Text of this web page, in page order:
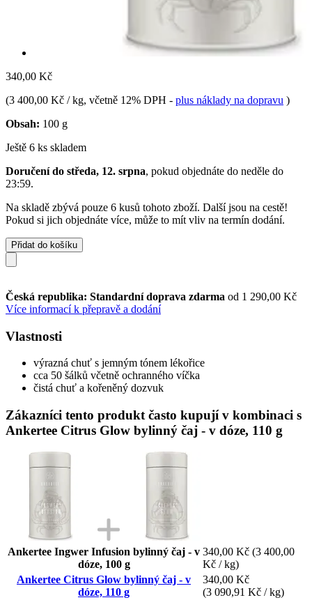
340,00 Kč
(3 400,00 Kč / kg, včetně 12% DPH - plus náklady na dopravu )
Obsah: 100 g
Ještě 6 ks skladem
Doručení do středa, 12. srpna, pokud objednáte do neděle do
23:59.
Na skladě zbývá pouze 6 kusů tohoto zboží. Další jsou na cestě!
Pokud si jich objednáte více, může to mít vliv na termín dodání.
Přidat do košíku
Česká republika: Standardní doprava zdarma od 1 290,00 Kč
Více informací k přepravě a dodání
Vlastnosti
výrazná chuť s jemným tónem lékořice
cca 50 šálků včetně ochranného víčka
čistá chuť a kořeněný dozvuk
Zákazníci tento produkt často kupují v kombinaci s
Ankertee Citrus Glow bylinný čaj - v dóze, 110 g
Ankertee Ingwer Infusion bylinný čaj - v
dóze, 100 g
340,00 Kč (3 400,00
Kč / kg)
Ankertee Citrus Glow bylinný čaj - v
dóze, 110 g
340,00 Kč
(3 090,91 Kč / kg)